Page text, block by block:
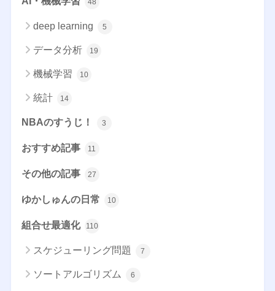
48
deep learning 5
データ分析 19
機械学習 10
統計 14
NBAのすうじ！ 3
おすすめ記事 11
その他の記事 27
ゆかしゅんの日常 10
組合せ最適化 110
スケジューリング問題 7
ソートアルゴリズム 6